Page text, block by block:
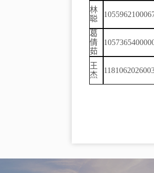
林
聪
葛
倩
茹
王
杰